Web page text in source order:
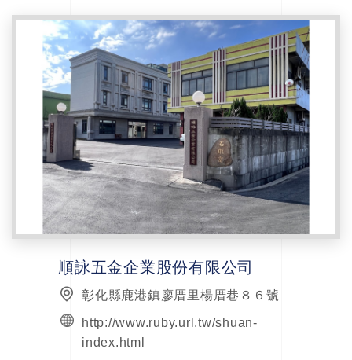
順詠五金企業股份有限公司
彰化縣鹿港鎮廖厝里楊厝巷８６號
http://www.ruby.url.tw/shuan-
index.html